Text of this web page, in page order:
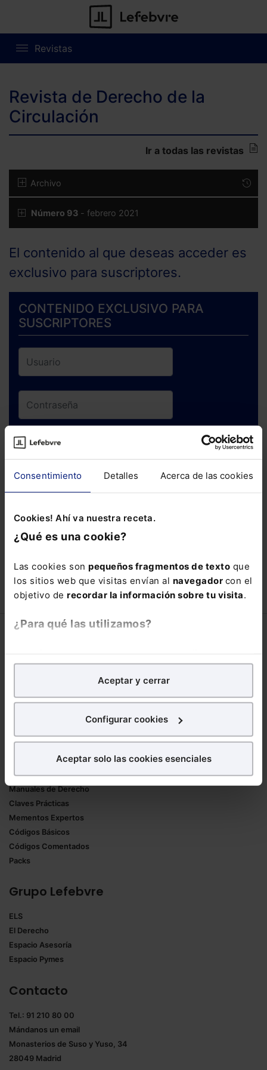
Consentimiento Detalles Acerca de las cookies
Cookies! Ahí va nuestra receta.
¿Qué es una cookie?
Las cookies son pequeños fragmentos de texto que
los sitios web que visitas envían al navegador con el
objetivo de recordar la información sobre tu visita.
¿Para qué las utilizamos?
analíticospara tratar demejorar tu experienciaen
nuestra página web. También con fines publicitarios,
para poder mostrarte publicidad y contenidos de tu
¿Qué puedes hacer?
experiencia en la web sea óptima
Puedes
También puedes
seleccionar solo aquellas que quieras permitir en tu
Saber más acerca de las cookies
Aceptar y cerrar
Configurar cookies
Aceptar solo las cookies esenciales
Revistas
Revista de Derecho de la
Circulación
Ir a todas las revistas
Archivo
Número 93 - febrero 2021
El contenido al que deseas acceder es
exclusivo para suscriptores.
CONTENIDO EXCLUSIVO PARA
SUSCRIPTORES
ENTRAR
Si todavía no te has suscrito, no pierdas
está oportunidad y adquiere tu acceso
con un25% de descuento .
110,00€ 66,00€
COMPRAR
Lefebvre
Librerías asociadas
Productos
Formularios Jurídicos
Manuales de Derecho
Claves Prácticas
Mementos Expertos
Códigos Básicos
Códigos Comentados
Packs
Grupo Lefebvre
ELS
El Derecho
Espacio Asesoría
Espacio Pymes
Contacto
Tel.: 91 210 80 00
Mándanos un email
Monasterios de Suso y Yuso, 34
28049 Madrid